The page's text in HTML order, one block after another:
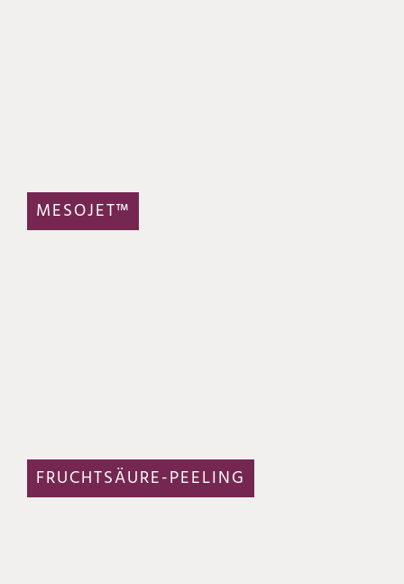
MESOJET™
FRUCHTSÄURE-PEELING